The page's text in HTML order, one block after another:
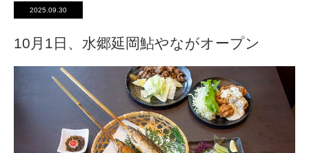
2025.09.30
10月1日、水郷延岡鮎やながオープン